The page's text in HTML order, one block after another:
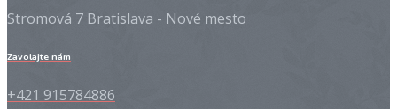
Stromová 7 Bratislava - Nové mesto
Zavolajte nám
+421 915784886